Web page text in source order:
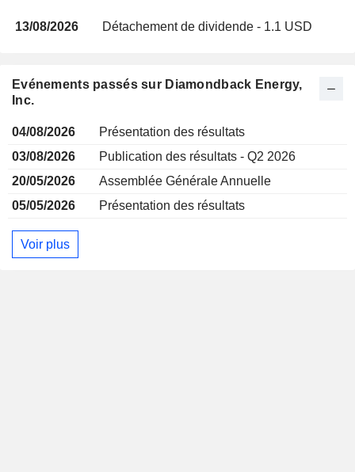
13/08/2026 Détachement de dividende - 1.1 USD
Evénements passés sur Diamondback Energy,
Inc.
04/08/2026
Présentation des résultats
03/08/2026
Publication des résultats - Q2 2026
20/05/2026
Assemblée Générale Annuelle
05/05/2026
Présentation des résultats
Voir plus